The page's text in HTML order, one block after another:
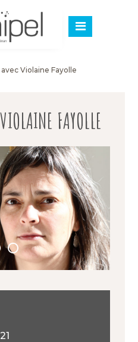
Violaine Fayolle
FAYOLLE
dyptiques Vb et VIa,
cm x 90 cm